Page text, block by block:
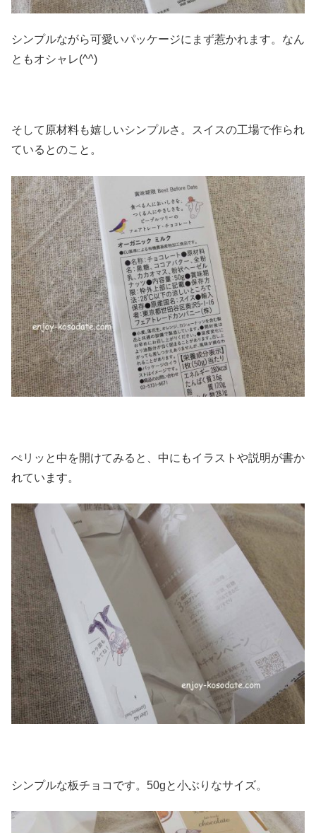
シンプルながら可愛いパッケージにまず惹かれます。なん
ともオシャレ(^^)
そして原材料も嬉しいシンプルさ。スイスの工場で作られ
ているとのこと。
ぺリッと中を開けてみると、中にもイラストや説明が書か
れています。
シンプルな板チョコです。50gと小ぶりなサイズ。